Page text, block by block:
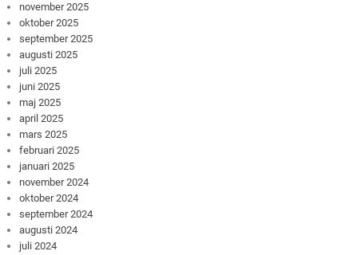
november 2025
oktober 2025
september 2025
augusti 2025
juli 2025
juni 2025
maj 2025
april 2025
mars 2025
februari 2025
januari 2025
november 2024
oktober 2024
september 2024
augusti 2024
juli 2024